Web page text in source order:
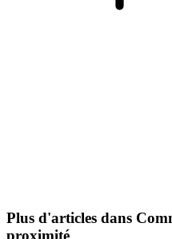
Plus d'articles dans
proximité